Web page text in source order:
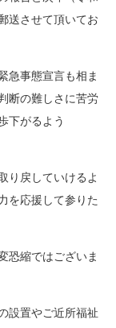
送させて頂いてお
急事態宣言も相ま
断の難しさに苦労
下がるよう
り戻していけるよ
を応援して参りた
恐縮ではございま
設置やご近所福祉